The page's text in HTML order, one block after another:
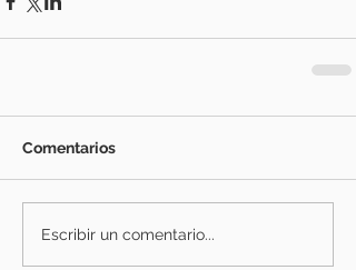
Comentarios
Escribir un comentario...